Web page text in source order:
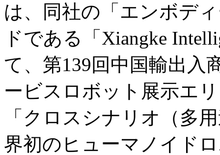
は、同社の「エンボデ
ドである「Xiangke
て、第139回中国輸出入
ービスロボット展示エ
「クロスシナリオ（多
界初のヒューマノイド